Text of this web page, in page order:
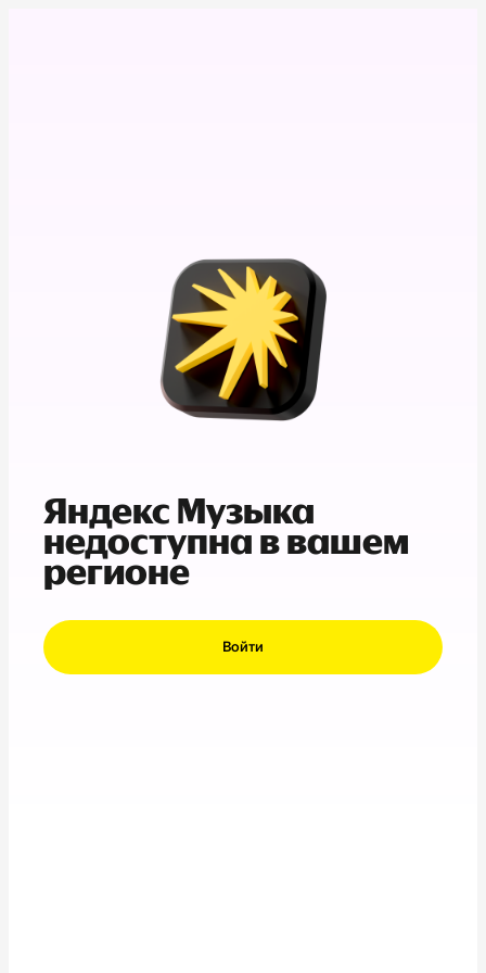
Яндекс Музыка
недоступна в вашем
регионе
Войти